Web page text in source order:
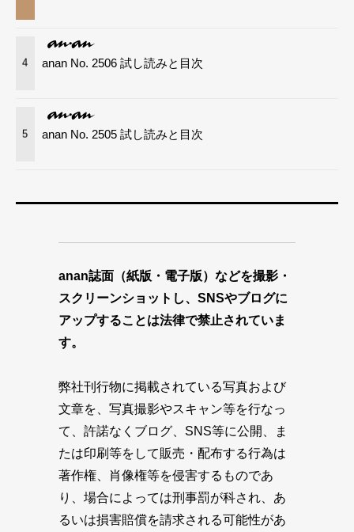
4 anan No. 2506 試し読みと目次
5 anan No. 2505 試し読みと目次
anan誌面（紙版・電子版）などを撮影・
スクリーンショットし、SNSやブログに
アップすることは法律で禁止されていま
す。
弊社刊行物に掲載されている写真および
文章を、写真撮影やスキャン等を行なっ
て、許諾なくブログ、SNS等に公開、ま
たは印刷等をして販売・配布する行為は
著作権、肖像権等を侵害するものであ
り、場合によっては刑事罰が科され、あ
るいは損害賠償を請求される可能性があ